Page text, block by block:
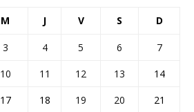
M J V S D
3 4 5 6
7
10 11 12 13
14
17 18 19 20
21